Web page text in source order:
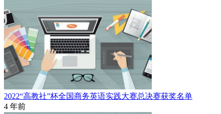
2022“高教社”杯全国商务英语实践大赛总决赛获奖名单
4 年前